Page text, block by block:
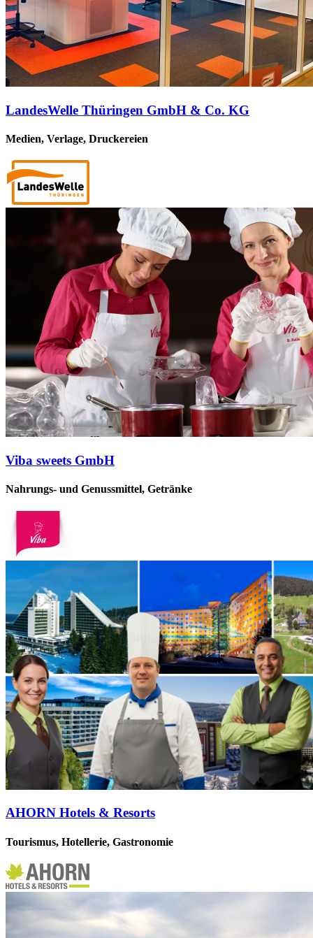
LandesWelle Thüringen GmbH & Co. KG
Medien, Verlage, Druckereien
Viba sweets GmbH
Nahrungs- und Genussmittel, Getränke
AHORN Hotels & Resorts
Tourismus, Hotellerie, Gastronomie